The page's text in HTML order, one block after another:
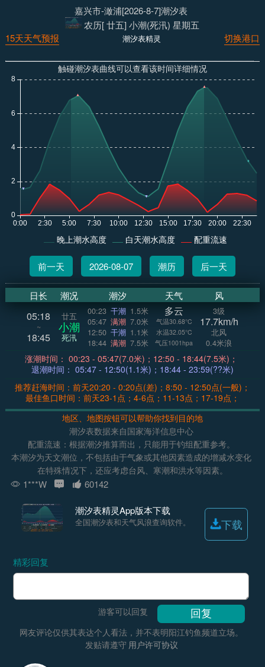
嘉兴市-澉浦[2026-8-7]潮汐表
农历[ 廿五] 小潮(死汛) 星期五
切换港口
潮汐表精灵
15天天气预报
触碰潮汐表曲线可以查看该时间详细情况
晚上潮水高度 白天潮水高度 配重流速
前一天 2026-08-07 潮历 后一天
日长 潮况 潮汐 天气 风
05:18
~
18:45
廿五
小潮
死汛
00:23 干潮 1.5米
05:47 满潮 7.0米
12:50 干潮 1.1米
18:44 满潮 7.5米
多云
气温30.68°C
水温32.05°C
气压1001hpa
3级
17.7km/h
北风
0.4米浪
涨潮时间： 00:23 - 05:47(7.0米)；12:50 - 18:44(7.5米)；
退潮时间： 05:47 - 12:50(1.1米)；18:44 - 23:59(??米)
推荐赶海时间：前天20:20 - 0:20点(差)；8:50 - 12:50点(一般)；
最佳鱼口时间：前天23-1点；4-6点；11-13点；17-19点；
地区、地图按钮可以帮助你找到目的地
潮汐表数据来自国家海洋信息中心
配重流速：根据潮汐推算而出，只能用于钓组配重参考。
本潮汐为天文潮位，不包括由于气象或其他因素造成的增减水变化
在特殊情况下，还应考虑台风、寒潮和洪水等因素。
1***W 60142
潮汐表精灵App版本下载
全国潮汐表和天气风浪查询软件。 下载
精彩回复
游客可以回复
网友评论仅供其表达个人看法，并不表明阳江钓鱼频道立场。
发贴请遵守 用户许可协议